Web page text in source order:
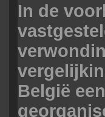
In de
België